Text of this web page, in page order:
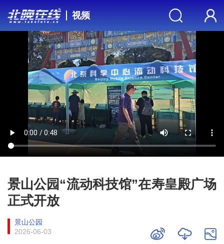
视频
景山公园“流动科技馆”在寿皇殿广场
正式开放
景山公园
2026-06-03